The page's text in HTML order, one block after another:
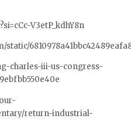
V3etP_kdhY8n
charles-iii-us-congress-
return-industrial-